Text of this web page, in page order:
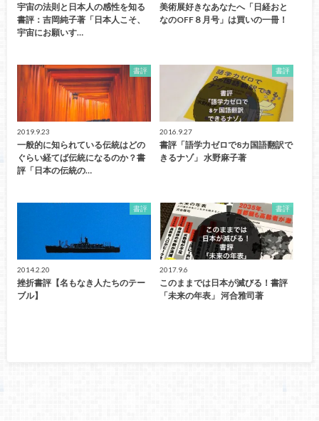
宇宙の法則と日本人の感性を知る
書評：吉岡純子著「日本人こそ、
宇宙にお願いす…
美術展好きなあなたへ「日経おと
なのOFF８月号」は買いの一冊！
書評
2019.9.23
一般的に知られている伝統はどの
ぐらい経てば伝統になるのか？書
評「日本の伝統の…
書評
2016.9.27
書評「語学力ゼロで8カ国語翻訳で
きるナゾ」 水野麻子著
書評
2014.2.20
挫折書評【名もなき人たちのテー
ブル】
書評
2017.9.6
このままでは日本が滅びる！書評
「未来の年表」 河合雅司著